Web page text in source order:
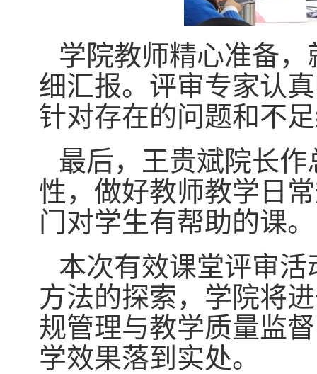
学院教师精心准备
细汇报。评审专家认
针对存在的问题和不
最后，王贵斌院长
性，做好教师教学日
门对学生有帮助的课。
本次有效课堂评审
方法的探索，学院将
规管理与教学质量监
学效果落到实处。